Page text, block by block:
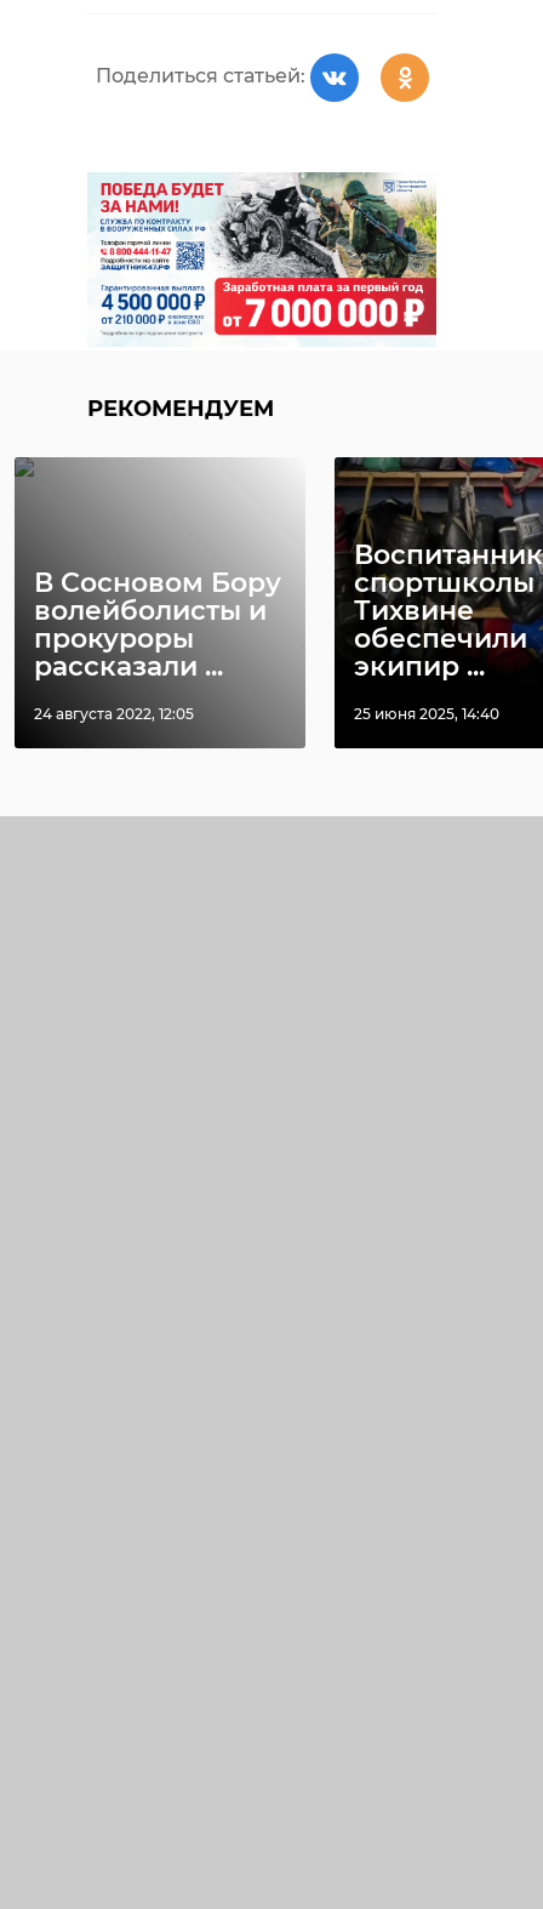
Поделиться статьей:
РЕКОМЕНДУЕМ
В Сосновом Бору
волейболисты и
прокуроры
рассказали ...
24 августа 2022, 12:05
спортшколы
Тихвине
обеспечили
экипир ...
25 июня 2025, 14:40